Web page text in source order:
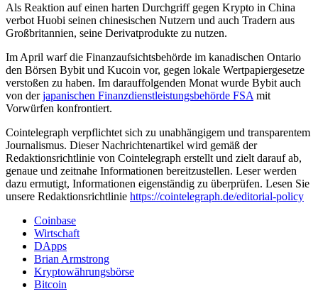
Als Reaktion auf einen harten Durchgriff gegen Krypto in China
verbot Huobi seinen chinesischen Nutzern und auch Tradern aus
Großbritannien, seine Derivatprodukte zu nutzen.
Im April warf die Finanzaufsichtsbehörde im kanadischen Ontario
den Börsen Bybit und Kucoin vor, gegen lokale Wertpapiergesetze
verstoßen zu haben. Im darauffolgenden Monat wurde Bybit auch
von derjapanischen Finanzdienstleistungsbehörde FSA mit
Vorwürfen konfrontiert.
Cointelegraph verpflichtet sich zu unabhängigem und transparentem
Journalismus. Dieser Nachrichtenartikel wird gemäß der
Redaktionsrichtlinie von Cointelegraph erstellt und zielt darauf ab,
genaue und zeitnahe Informationen bereitzustellen. Leser werden
dazu ermutigt, Informationen eigenständig zu überprüfen. Lesen Sie
unsere Redaktionsrichtlinie https://cointelegraph.de/editorial-policy
Coinbase
Wirtschaft
DApps
Brian Armstrong
Kryptowährungsbörse
Bitcoin